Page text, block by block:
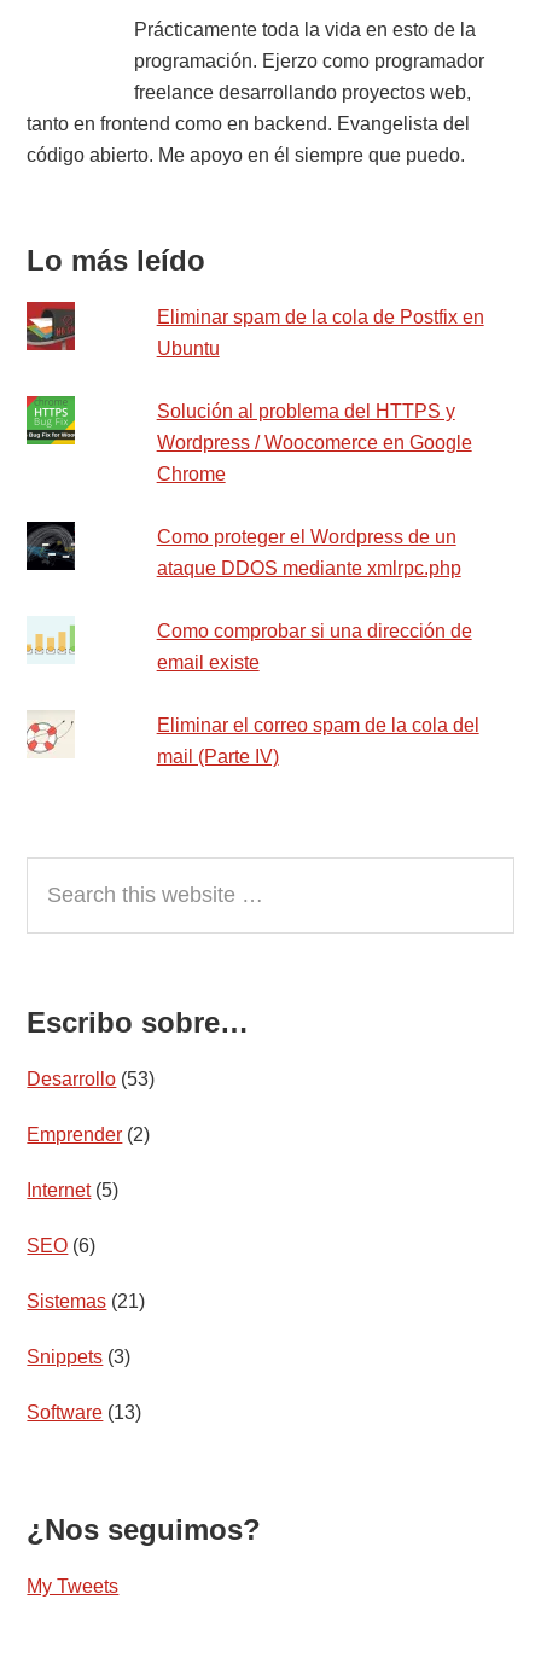
Primary
Sidebar
Prácticamente toda la vida en esto de la
programación. Ejerzo como programador
freelance desarrollando proyectos web,
tanto en frontend como en backend. Evangelista del
código abierto. Me apoyo en él siempre que puedo.
Lo más leído
Eliminar spam de la cola de Postfix en
Ubuntu
Solución al problema del HTTPS y
Wordpress / Woocomerce en Google
Chrome
Como proteger el Wordpress de un
ataque DDOS mediante xmlrpc.php
Como comprobar si una dirección de
email existe
Eliminar el correo spam de la cola del
mail (Parte IV)
this
website
Escribo sobre…
Desarrollo (53)
Emprender (2)
Internet(5)
SEO (6)
Sistemas (21)
Snippets (3)
Software (13)
¿Nos seguimos?
My Tweets